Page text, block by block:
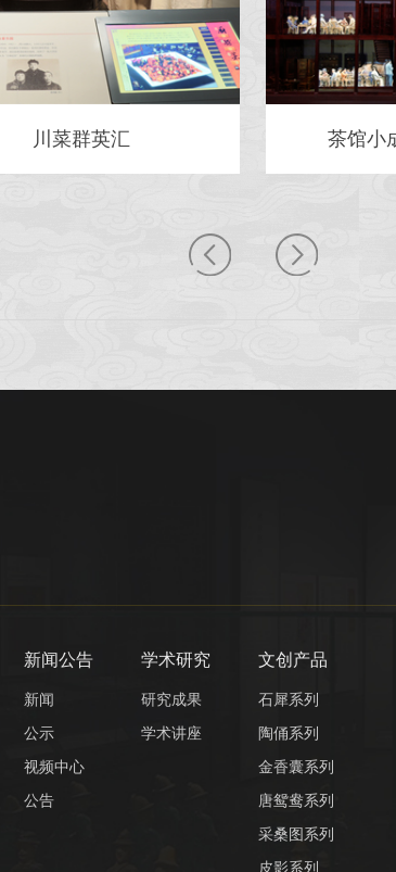
川菜群英汇 茶馆小
新闻公告
新闻
公示
视频中心
公告
学术研究
研究成果
学术讲座
文创产品
石犀系列
陶俑系列
金香囊系列
唐鸳鸯系列
采桑图系列
皮影系列